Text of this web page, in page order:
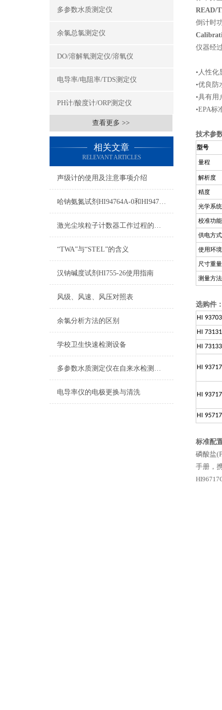
多参数水质测定仪
余氯总氯测定仪
DO/溶解氧测定仪/溶氧仪
电导率/电阻率/TDS测定仪
PH计/酸度计/ORP测定仪
查看更多 >>
相关文章
RELEVANT ARTICLES
声级计的使用及注意事项介绍
哈钠氨氮试剂HI94764A-0和HI94764-0测量原理
激光尘埃粒子计数器工作过程的简述
“TWA”与“STEL”的含义
汉钠碱度试剂HI755-26使用指南
风级、风速、风压对照表
余氯分析方法的区别
学校卫生快速检测设备
多参数水质测定仪在自来水检测上的应用
电导率仪的电极更换与清洗
READ/
倒计时
仪器经
•人性化
•优良防
•具有用
•EPA标
技术参
型号
量程
解析度
精度
光学系统
校准功能
供电方式
使用环境
尺寸重量
测量方法
选购件
HI
HI
HI
HI
HI
HI
标准配
磷酸盐
手册，